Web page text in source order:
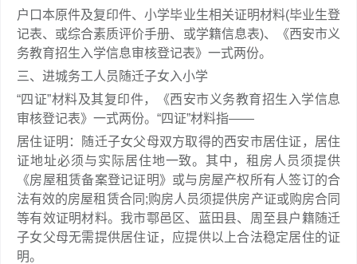
户口本原件及复印件、小学毕业生相关证明材料(毕业生登
记表、或综合素质评价手册、或学籍信息表)、《西安市义
务教育招生入学信息审核登记表》一式两份。
三、进城务工人员随迁子女入小学
“四证”材料及其复印件，《西安市义务教育招生入学信息
审核登记表》一式两份。“四证”材料指——
居住证明：随迁子女父母双方取得的西安市居住证，居住
证地址必须与实际居住地一致。其中，租房人员须提供
《房屋租赁备案登记证明》或与房屋产权所有人签订的合
法有效的房屋租赁合同;购房人员须提供房产证或购房合同
等有效证明材料。我市鄠邑区、蓝田县、周至县户籍随迁
子女父母无需提供居住证，应提供以上合法稳定居住的证
明。